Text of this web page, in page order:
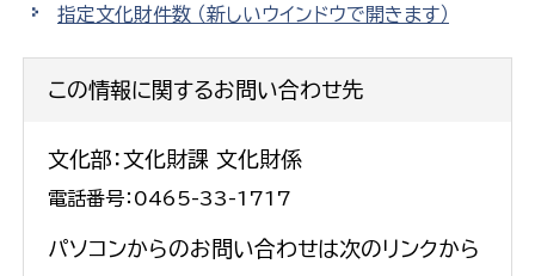
指定文化財件数 （新しいウインドウで開きます）
この情報に関するお問い合わせ先
文化部：文化財課 文化財係
電話番号：0465-33-1717
パソコンからのお問い合わせは次のリンクから